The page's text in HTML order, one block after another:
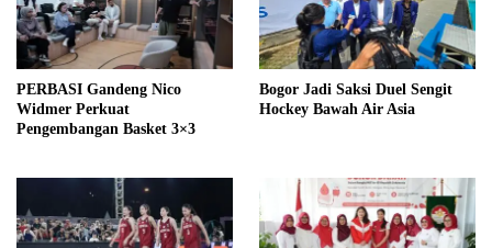
PERBASI Gandeng Nico
Widmer Perkuat
Pengembangan Basket 3×3
Bogor Jadi Saksi Duel Sengit
Hockey Bawah Air Asia